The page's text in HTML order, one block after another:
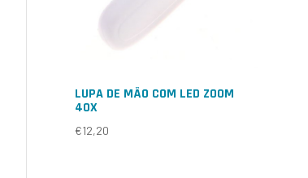
LUPA DE MÃO COM LED ZOOM
40X
€12,20